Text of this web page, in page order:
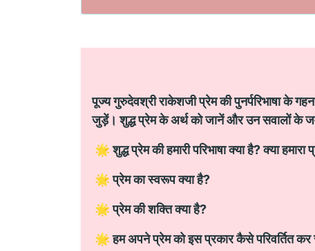
पूज्य गुरुदेवश्री राकेशजी प्रेम की पुनर्परिभाषा के
जुड़ें। शुद्ध प्रेम के अर्थ को जानें और उन सवालों के
🌟 शुद्ध प्रेम की हमारी परिभाषा क्या है? क्या
🌟 प्रेम का स्वरूप क्या है?
🌟 प्रेम की शक्ति क्या है?
🌟 हम अपने प्रेम को इस प्रकार कैसे परिवर्तित